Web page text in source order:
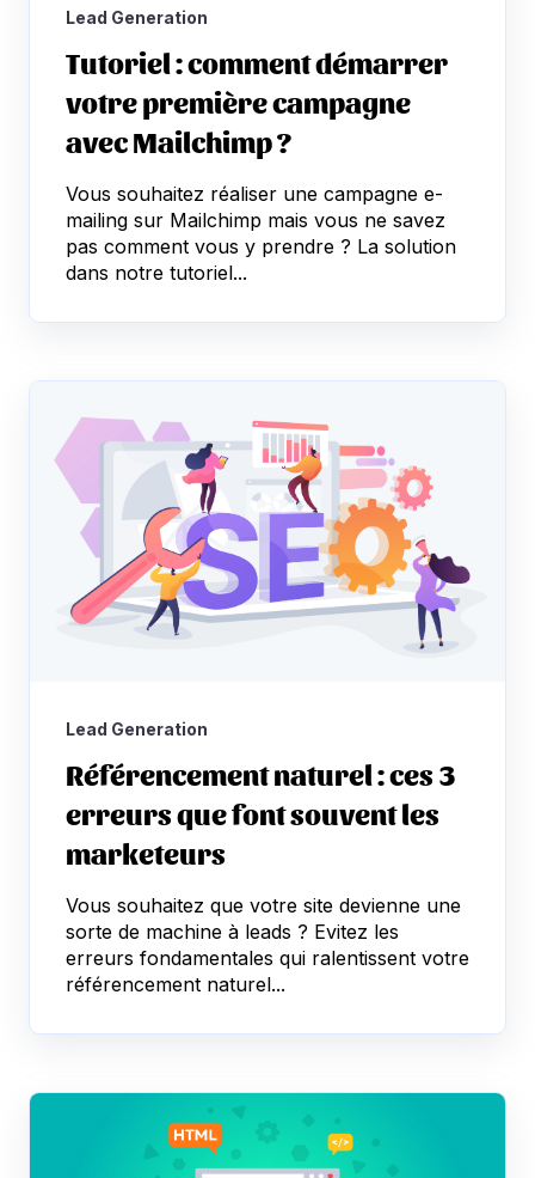
Lead Generation
Tutoriel : comment démarrer
votre première campagne
avec Mailchimp ?
Vous souhaitez réaliser une campagne e-
mailing sur Mailchimp mais vous ne savez
pas comment vous y prendre ? La solution
dans notre tutoriel...
Lead Generation
Référencement naturel : ces 3
erreurs que font souvent les
marketeurs
Vous souhaitez que votre site devienne une
sorte de machine à leads ? Evitez les
erreurs fondamentales qui ralentissent votre
référencement naturel...